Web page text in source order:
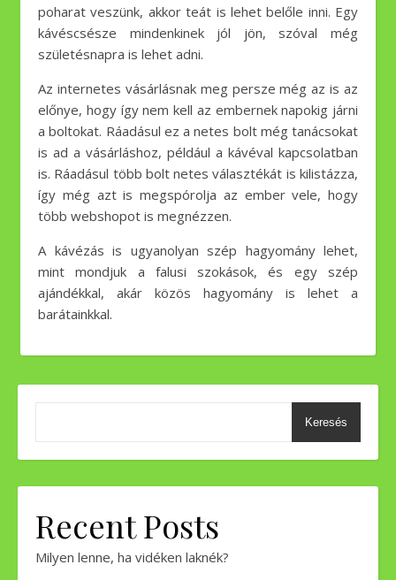
poharat veszünk, akkor teát is lehet belőle inni. Egy
kávéscsésze mindenkinek jól jön, szóval még
születésnapra is lehet adni.
Az internetes vásárlásnak meg persze még az is az
előnye, hogy így nem kell az embernek napokig járni
a boltokat. Ráadásul ez a netes bolt még tanácsokat
is ad a vásárláshoz, például a kávéval kapcsolatban
is. Ráadásul több bolt netes választékát is kilistázza,
így még azt is megspórolja az ember vele, hogy
több webshopot is megnézzen.
A kávézás is ugyanolyan szép hagyomány lehet,
mint mondjuk a falusi szokások, és egy szép
ajándékkal, akár közös hagyomány is lehet a
barátainkkal.
Keresés
Recent Posts
Milyen lenne, ha vidéken laknék?